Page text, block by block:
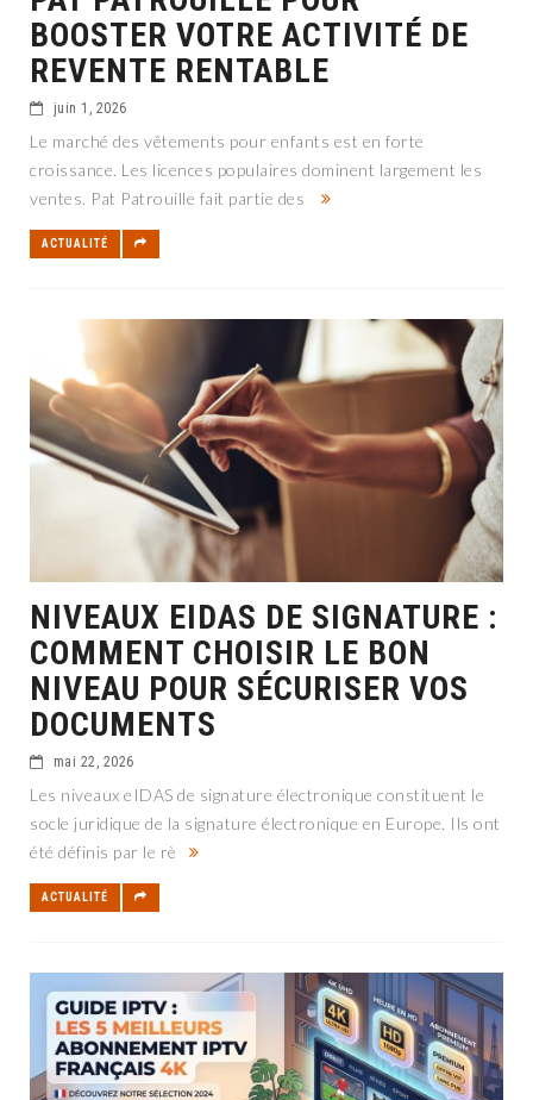
BOOSTER VOTRE ACTIVITÉ DE
REVENTE RENTABLE
juin 1, 2026
Le marché des vêtements pour enfants est en forte
croissance. Les licences populaires dominent largement les
ventes. Pat Patrouille fait partie des
ACTUALITÉ
NIVEAUX EIDAS DE SIGNATURE :
COMMENT CHOISIR LE BON
NIVEAU POUR SÉCURISER VOS
DOCUMENTS
mai 22, 2026
Les niveaux eIDAS de signature électronique constituent le
socle juridique de la signature électronique en Europe. Ils ont
été définis par le rè
ACTUALITÉ